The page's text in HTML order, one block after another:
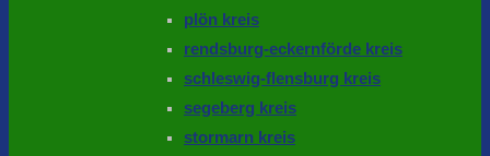
plön kreis
rendsburg-eckernförde kreis
schleswig-flensburg kreis
segeberg kreis
stormarn kreis